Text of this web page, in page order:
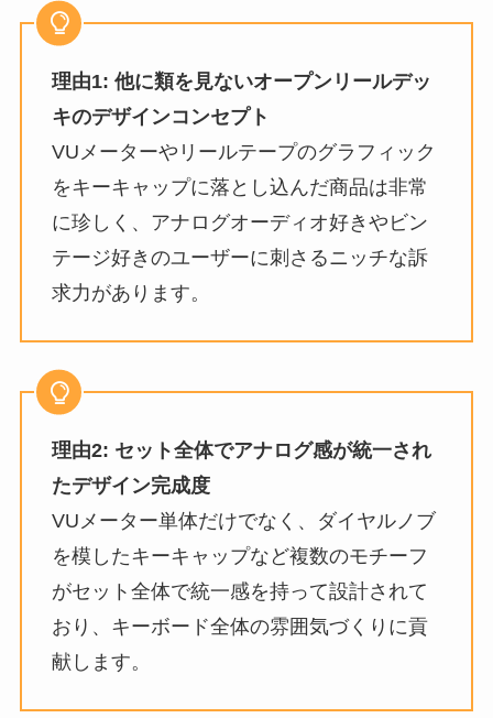
理由1: 他に類を見ないオープンリールデッ
キのデザインコンセプト
VUメーターやリールテープのグラフィック
をキーキャップに落とし込んだ商品は非常
に珍しく、アナログオーディオ好きやビン
テージ好きのユーザーに刺さるニッチな訴
求力があります。
理由2: セット全体でアナログ感が統一され
たデザイン完成度
VUメーター単体だけでなく、ダイヤルノブ
を模したキーキャップなど複数のモチーフ
がセット全体で統一感を持って設計されて
おり、キーボード全体の雰囲気づくりに貢
献します。